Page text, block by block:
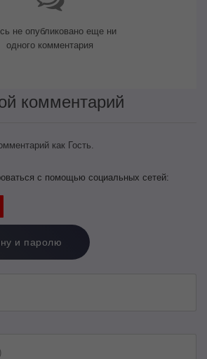
не опубликовано еще ни
одного комментария
комментарий
как Гость.
с помощью социальных сетей:
и паролю